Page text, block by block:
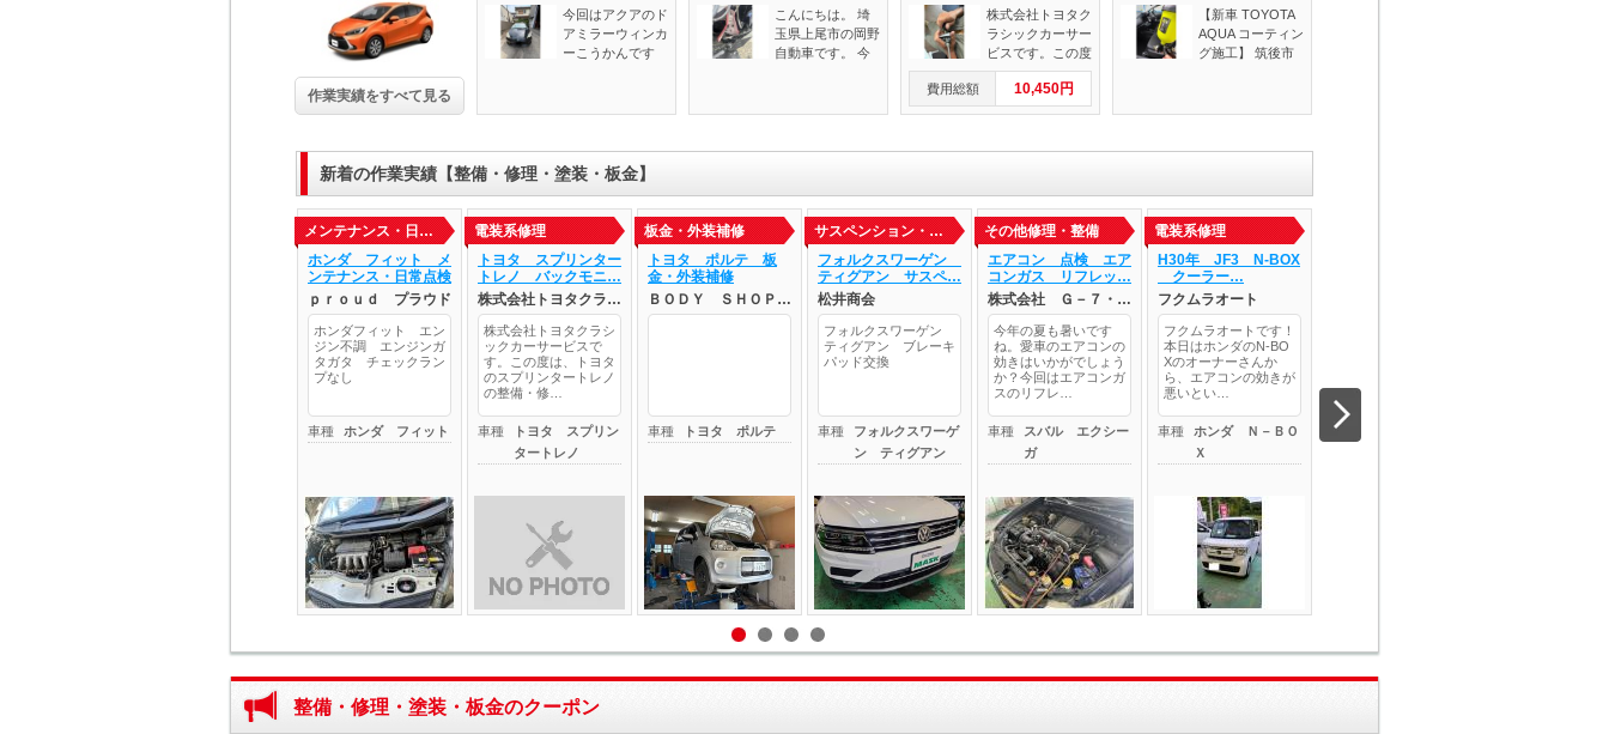
前回スタンドで修
理された箇所が
へこみの鈑金がさ
で歪みがすごかっ
やり直させていた
だきました。 と
ても時間はかかり
ましたが お客様
に綺麗になったと
喜んでいただけた
ので幸いです。
ありがとうござい
ました。 ◆◇◆
◇◆◇◆◇◆◇◆
◇◆◇◆◇ お車
のことならなんで
キズ修理・ヘコミ
修理・保険修理
鈑金塗装修理・レ
タグラム https://w
ww.instagram.co
m/sanyojds/?hl=ja
北摂地域・池田
市・川西市・豊中
市 箕面市・伊丹
市・豊能町 ◆◇
◆◇◆◇◆◇◆◇
転送されます。)
クレジットカー
ド、QR決済利用
祝日 無料駐車
i.com
リング内部へのゴ
ミや水分の侵入を
防ぐ役割がありま
が入り込んでシャ
フトやジョイント
が傷つき、高額な
本体交換につなが
るリスクがありま
す。 交換後はタ
イロッドを脱着し
てトー角が変わる
ため、作業後はサ
イドスリップやア
ライメントの点
検・調整を推奨し
（笑） しかし、
それが当店の強
み！ 私一人だか
ーパーと、無塗装
樹脂パーツキーパ
ー、レンズコーテ
ィングを施工させ
て頂きました！
績をご紹介しま
す。 症状と点検
結果 お客様より
ず、ぬるい風しか
出ない」とご相談
が大幅に不足して
いることが判明！
規定量： 300g 点
検時： わずか 90
g 吹き出し口温
度： 27度（ほぼ
熱風の状態） こ
のままではエアコ
ンが機能しないた
め、ガスのクリー
ニングおよび補充
作業を実施しまし
た。 作業内容 今
回は専用機材「ス
ナップオン デュ
用し、以下の手順
で作業を行いまし
た。 エアコンガ
スの回収 ガスク
リーニング＆真空
引き R134aエア
補充 作業後の点
のご依頼、ご予約
はお電話・Web予
約窓口からどう
－－－－－－－－
－－－－－－－－
－－－－－－－－
作業実績をすべて見る
今回はアクアのド
アミラーウィンカ
ーこうかんです
こんにちは。 埼
玉県上尾市の岡野
自動車です。 今
きました。 一見
が目立つ事故でし
たが、実際に分解
を進めていくと、
想像以上に内部ま
で衝撃が及んでい
ることが判明しま
した。 事故修理
では、外から見え
る傷だけでは本当
岡野自動車では、
まず車両を分解
し、骨格や内部部
したうえで最適な
修理方法をご提案
しています。 バ
ンパーを外して初
めて分かる本当の
損傷 フロントバ
ンパーは樹脂製の
ため、衝撃を吸収
してくれる反面、
てしまうことがあ
株式会社トヨタク
ラシックカーサー
ビスです。この度
はトヨタのアクア
について、整備・
修理・塗装・板
整備に関する作業
はかけれるのに
「運転席の鍵が開
かない、閉められ
ない」というご相
談をいただきまし
た。点検を行った
ところ、運転席側
のキーシリンダー
に異常が見つかり
ました。このまま
では施錠ができ
ず、セキュリティ
や日常使用に支障
をきたす可能性が
費用総額 10,450円
【新車 TOYOTA
AQUA コーティン
グ施工】 筑後市
（二層ガラスコー
グ ・ 全面ガラス
撥水施工 ・ 車内
光触媒コーティン
グ をご依頼いた
だきました。 新
車でも保護シート
の糊残りや細かな
汚れがあるため、
BigWorldDoorで
は丁寧な下地処理
を行ってからコー
ティング施工を行
います。 下地処
理をしっかり行う
沢・耐久性がさら
に向上し、汚れも
付きにくくお手入
れがラクになりま
す。 「新車だか
らそのままで大丈
夫」と思われてい
後市・久留米市・
新着の作業実績【整備・修理・塗装・板金】
メンテナンス・日…
ホンダ フィット メ
ンテナンス・日常点検
ｐｒｏｕｄ プラウド
ホンダフィット エン
ジン不調 エンジンガ
タガタ チェックラン
プなし
車種 ホンダ フィット
電装系修理
トヨタ スプリンター
トレノ バックモニ…
株式会社トヨタクラ…
株式会社トヨタクラシ
ックカーサービスで
す。この度は、トヨタ
のスプリンタートレノ
の整備・修…
車種
トヨタ スプリン
タートレノ
板金・外装補修
トヨタ ポルテ 板
金・外装補修
ＢＯＤＹ ＳＨＯＰ…
車種 トヨタ ポルテ
サスペンション・…
フォルクスワーゲン
ティグアン サスペ…
松井商会
フォルクスワーゲン
ティグアン ブレーキ
パッド交換
車種
フォルクスワーゲ
ン ティグアン
その他修理・整備
エアコン 点検 エア
コンガス リフレッ…
株式会社 Ｇ－７・…
今年の夏も暑いです
ね。愛車のエアコンの
効きはいかがでしょう
か？今回はエアコンガ
スのリフレ…
車種
スバル エクシー
ガ
電装系修理
H30年 JF3 N-BOX
クーラー…
フクムラオート
フクムラオートです！
本日はホンダのN-BO
Xのオーナーさんか
ら、エアコンの効きが
悪いとい…
車種
ホンダ Ｎ－ＢＯ
Ｘ
タビライ…
車種
整備・修理・塗装・板金のクーポン